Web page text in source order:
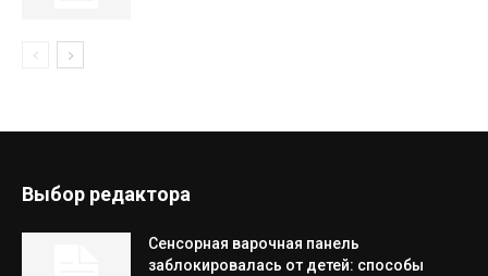
Выбор редактора
Сенсорная варочная панель
заблокировалась от детей: способы